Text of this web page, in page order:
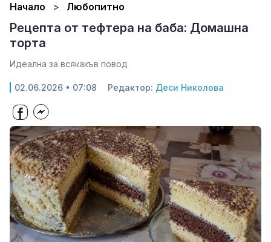
Начало Любопитно
Рецепта от тефтера на баба: Домашна
торта
Идеална за всякакъв повод
02.06.2026 • 07:08 Редактор: Деси Николова